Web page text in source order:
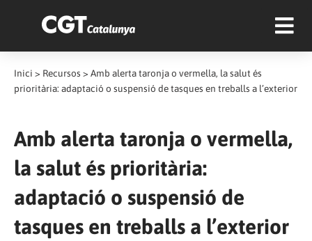
Inici > Recursos > Amb alerta taronja o vermella, la salut és
prioritària: adaptació o suspensió de tasques en treballs a l’exterior
Amb alerta taronja o vermella,
la salut és prioritària:
adaptació o suspensió de
tasques en treballs a l’exterior